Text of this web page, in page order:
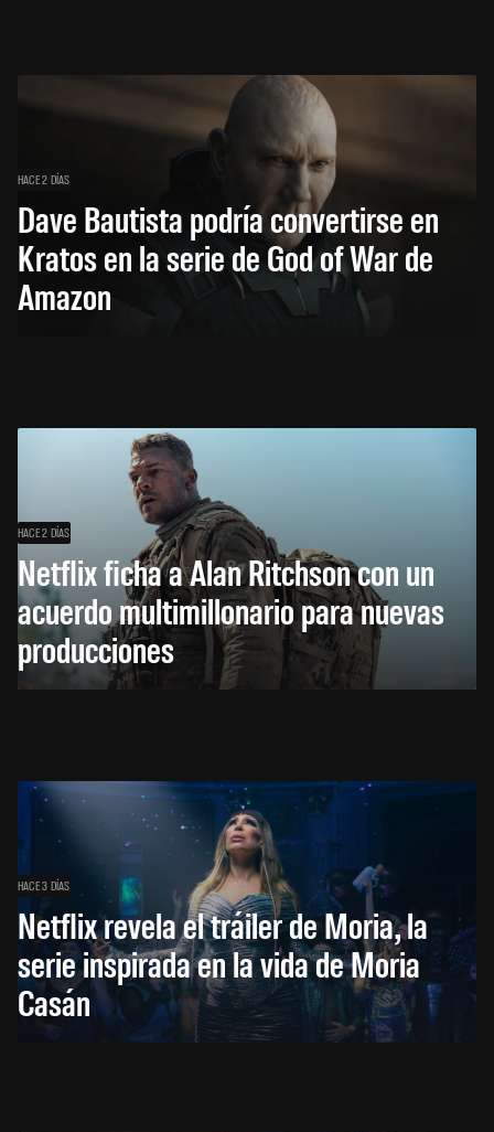
HACE 2 DÍAS
Dave Bautista podría convertirse en
Kratos en la serie de God of War de
Amazon
HACE 2 DÍAS
Netflix ficha a Alan Ritchson con un
acuerdo multimillonario para nuevas
producciones
HACE 3 DÍAS
Netflix revela el tráiler de Moria, la
serie inspirada en la vida de Moria
Casán